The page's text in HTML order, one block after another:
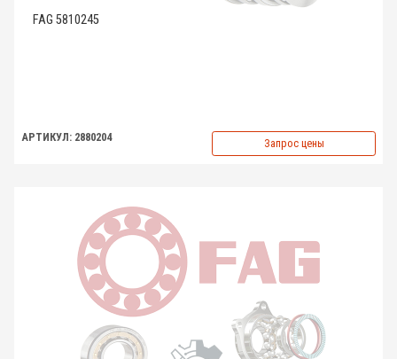
FAG 5810245
АРТИКУЛ: 2880204 Запрос цены